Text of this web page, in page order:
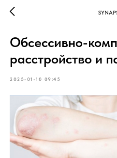
Обсессивно-
расстройство и
2025-01-10 09:45